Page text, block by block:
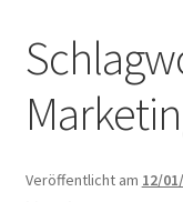
Shop
Blog
Für Autoren
Veröffentlicht am 12/